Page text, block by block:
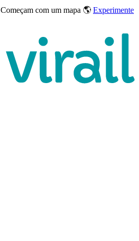
Começam com um mapa 🌎 Experimente